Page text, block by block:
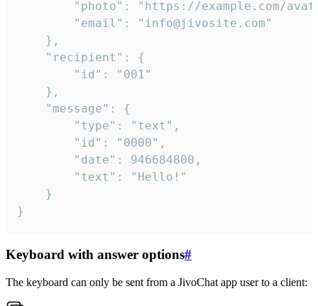
}
Keyboard with answer options#
The keyboard can only be sent from a JivoChat app user to a client: